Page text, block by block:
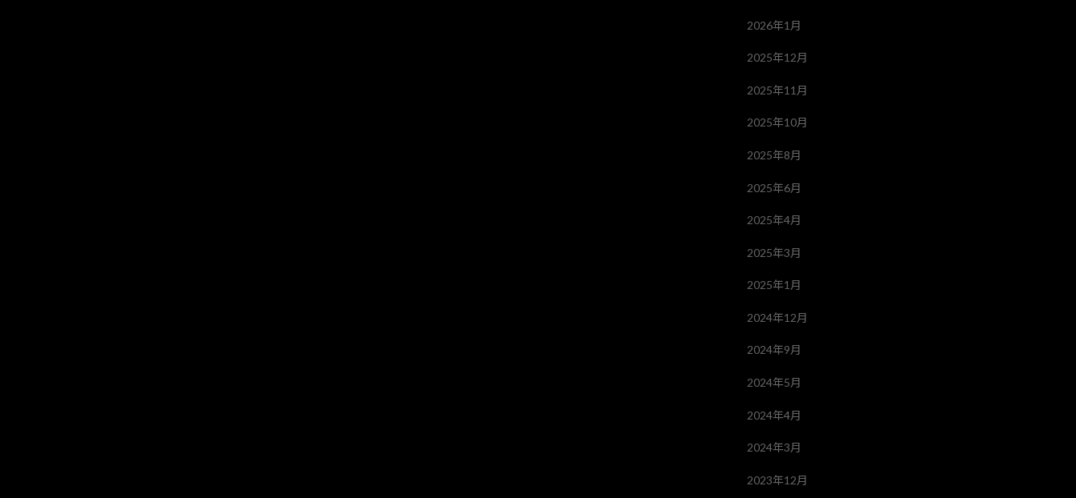
2026年1月
2025年12月
2025年11月
2025年10月
2025年8月
2025年6月
2025年4月
2025年3月
2025年1月
2024年12月
2024年9月
2024年5月
2024年4月
2024年3月
2023年12月